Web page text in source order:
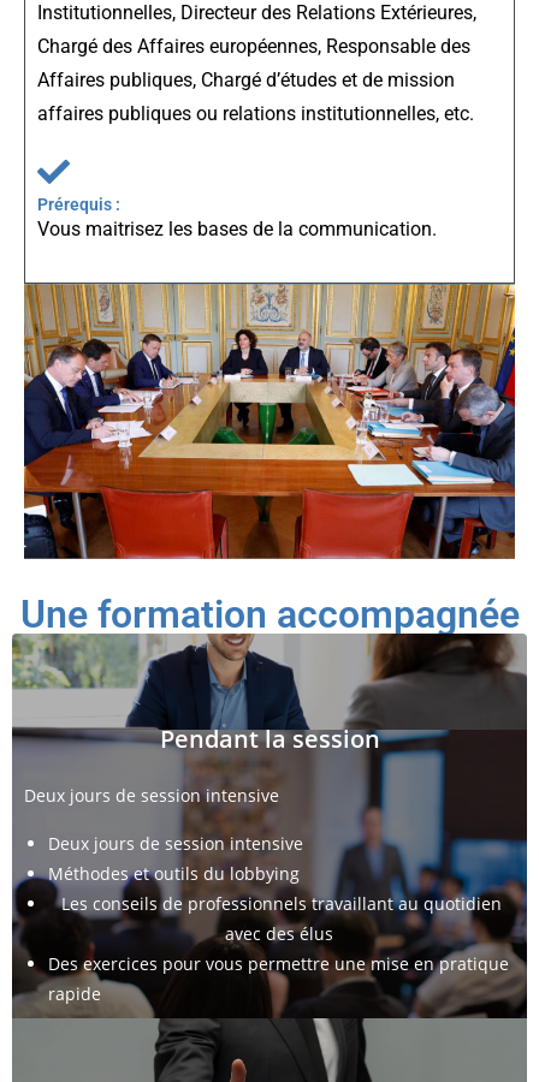
Institutionnelles, Directeur des Relations Extérieures,
Chargé des Affaires européennes, Responsable des
Affaires publiques, Chargé d’études et de mission
affaires publiques ou relations institutionnelles, etc.
Prérequis :
Vous maitrisez les bases de la communication.
Une formation accompagnée
Pendant la session
Deux jours de session intensive
Deux jours de session intensive
Méthodes et outils du lobbying
Les conseils de professionnels travaillant au quotidien
avec des élus
Des exercices pour vous permettre une mise en pratique
rapide